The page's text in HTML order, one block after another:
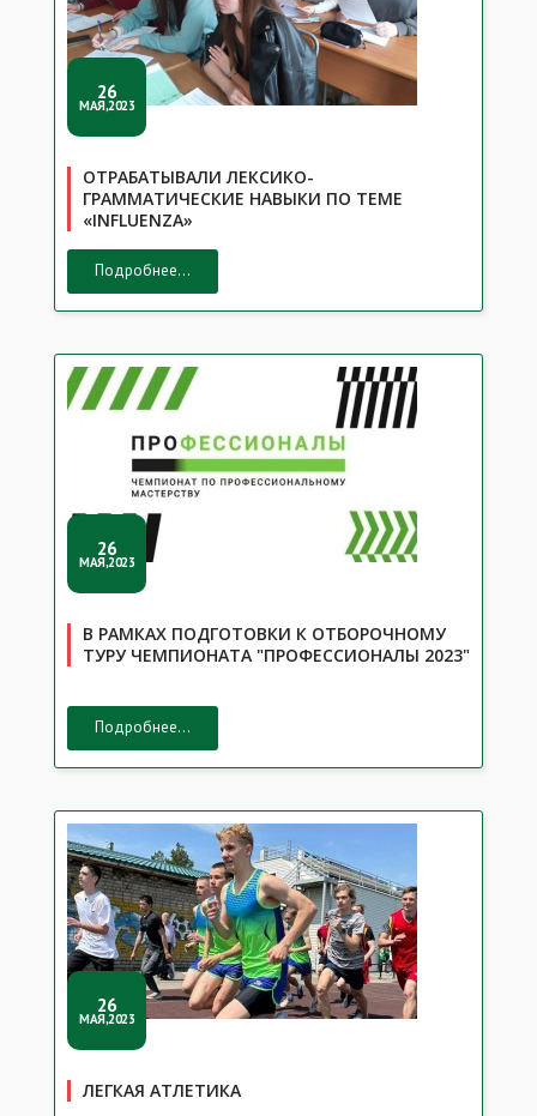
26
МАЯ,2023
ОТРАБАТЫВАЛИ ЛЕКСИКО-
ГРАММАТИЧЕСКИЕ НАВЫКИ ПО ТЕМЕ
«INFLUENZA»
Подробнее...
26
МАЯ,2023
В РАМКАХ ПОДГОТОВКИ К ОТБОРОЧНОМУ
ТУРУ ЧЕМПИОНАТА "ПРОФЕССИОНАЛЫ 2023"
Подробнее...
26
МАЯ,2023
ЛЕГКАЯ АТЛЕТИКА